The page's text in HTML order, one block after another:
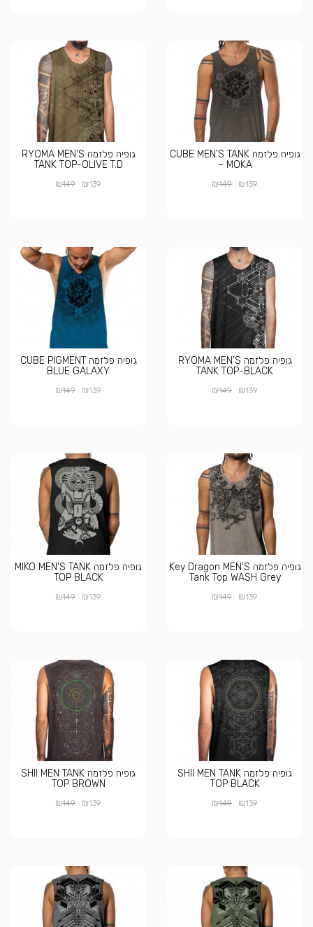
גופיה פלזמה CUBE MEN’S TANK
– MOKA
₪139
₪149
גופיה פלזמה RYOMA MEN’S
TANK TOP-OLIVE T.D
₪139
₪149
גופיה פלזמה RYOMA MEN’S
TANK TOP-BLACK
₪139
₪149
גופיה פלזמה CUBE PIGMENT
BLUE GALAXY
₪139
₪149
גופיה פלזמה Key Dragon MEN’S
Tank Top WASH Grey
₪139
₪149
גופיה פלזמה MIKO MEN’S TANK
TOP BLACK
₪139
₪149
גופיה פלזמה SHII MEN TANK
TOP BLACK
₪139
₪149
גופיה פלזמה SHII MEN TANK
TOP BROWN
₪139
₪149